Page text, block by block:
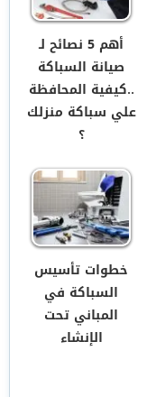
أهم 5 نصائح لـ
صيانة السباكة
..كيفية المحافظة
علي سباكة منزلك
؟
خطوات تأسيس
السباكة في
المباني تحت
الإنشاء